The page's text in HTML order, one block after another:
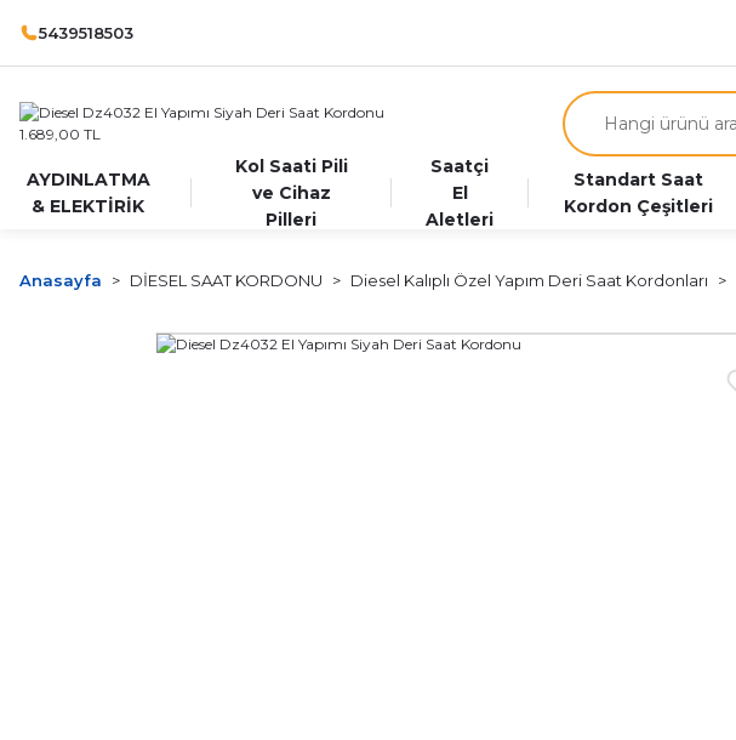
5439518503
AYDINLATMA
& ELEKTİRİK
Kol Saati Pili
ve Cihaz
Pilleri
Saatçi
El
Aletleri
Standart Saat
Kordon Çeşitleri
Anasayfa DİESEL SAAT KORDONU Diesel Kalıplı Özel Yapım Deri Saat Kordonları